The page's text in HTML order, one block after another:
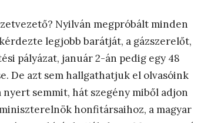
Nyilván megpróbált minden
legjobb barátját, a gázszerelőt,
pályázat, január 2-án pedig egy 48
De azt sem hallgathatjuk el olvasóink
nyert semmit, hát szegény miből adjon
honfitársaihoz, a magyar